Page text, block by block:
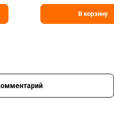
В корзину